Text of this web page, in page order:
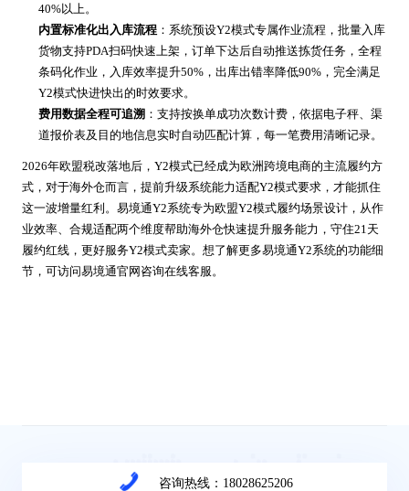
40%以上。
内置标准化出入库流程 ：系统预设Y2模式专属作业流程，批量入库
货物支持PDA扫码快速上架，订单下达后自动推送拣货任务，全程
条码化作业，入库效率提升50%，出库出错率降低90%，完全满足
Y2模式快进快出的时效要求。
费用数据全程可追溯 ：支持按换单成功次数计费，依据电子秤、渠
道报价表及目的地信息实时自动匹配计算，每一笔费用清晰记录。
2026年欧盟税改落地后，Y2模式已经成为欧洲跨境电商的主流履约方
式，对于海外仓而言，提前升级系统能力适配Y2模式要求，才能抓住
这一波增量红利。易境通Y2系统专为欧盟Y2模式履约场景设计，从作
业效率、合规适配两个维度帮助海外仓快速提升服务能力，守住21天
履约红线，更好服务Y2模式卖家。想了解更多易境通Y2系统的功能细
节，可访问易境通官网咨询在线客服。
咨询热线：18028625206